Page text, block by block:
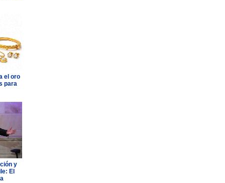
el oro
para
y
El